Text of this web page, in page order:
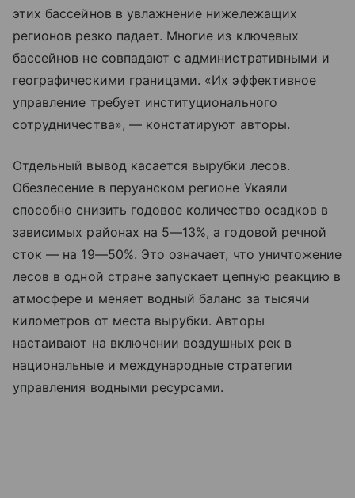
этих бассейнов в увлажнение нижележащих
регионов резко падает. Многие из ключевых
бассейнов не совпадают с административными и
географическими границами. «Их эффективное
управление требует институционального
сотрудничества», — констатируют авторы.
Отдельный вывод касается вырубки лесов.
Обезлесение в перуанском регионе Укаяли
способно снизить годовое количество осадков в
зависимых районах на 5—13%, а годовой речной
сток — на 19—50%. Это означает, что уничтожение
лесов в одной стране запускает цепную реакцию в
атмосфере и меняет водный баланс за тысячи
километров от места вырубки. Авторы
настаивают на включении воздушных рек в
национальные и международные стратегии
управления водными ресурсами.